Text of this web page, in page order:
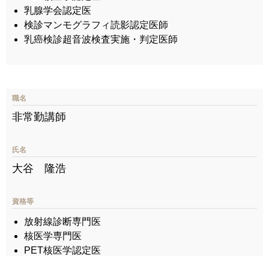
乳腺学会認定医
検診マンモグラフィ読影認定医師
乳癌検診超音波検査実施・判定医師
職名
非常勤講師
氏名
大谷 隆浩
資格等
放射線診断専門医
核医学専門医
PET核医学認定医